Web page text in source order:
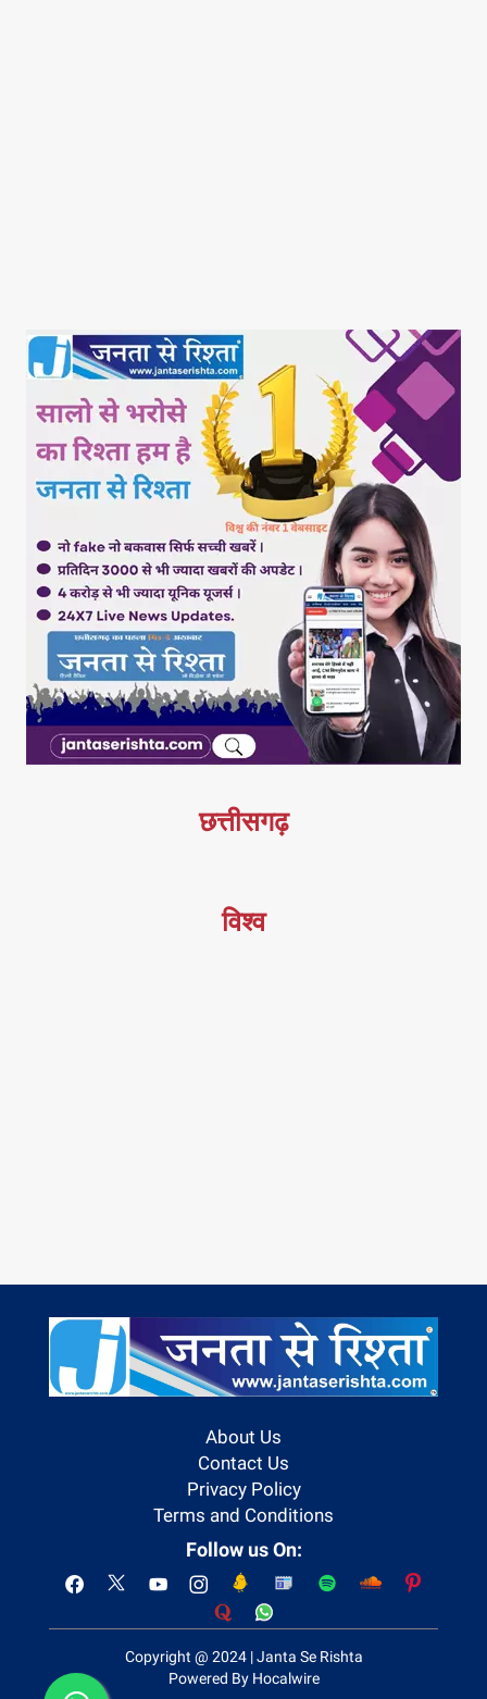
छत्तीसगढ़
विश्व
About Us
Contact Us
Privacy Policy
Terms and Conditions
Follow us On:
Copyright @ 2024 | Janta Se Rishta
Powered By Hocalwire